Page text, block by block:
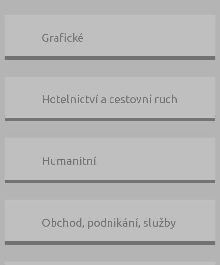
Grafické
Hotelnictví a cestovní ruch
Humanitní
Obchod, podnikání, služby